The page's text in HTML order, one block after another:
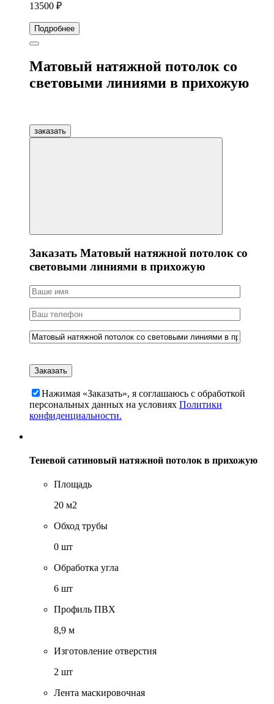
13500 ₽
Подробнее
Матовый натяжной потолок со
световыми линиями в прихожую
заказать
Заказать Матовый натяжной потолок со
световыми линиями в прихожую
Нажимая «Заказать», я соглашаюсь c обработкой
персональных данных на условиях Политики
конфиденциальности.
Теневой сатиновый натяжной потолок в прихожую
Площадь
20 м2
Обход трубы
0 шт
Обработка угла
6 шт
Профиль ПВХ
8,9 м
Изготовление отверстия
2 шт
Лента маскировочная